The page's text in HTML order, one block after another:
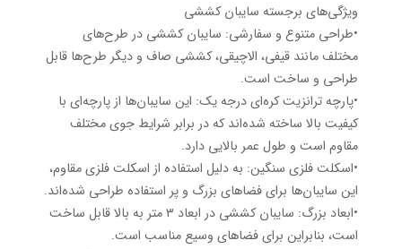
ویژگی‌های برجسته سایبان کششی
•طراحی متنوع و سفارشی: سایبان کششی در طرح‌های
مختلف مانند قیفی، الاچیقی، کششی صاف و دیگر طرح‌ها قابل
طراحی و ساخت است.
•پارچه ترانزیت کره‌ای درجه یک: این سایبان‌ها از پارچه‌ای با
کیفیت بالا ساخته شده‌اند که در برابر شرایط جوی مختلف
مقاوم است و طول عمر بالایی دارد.
•اسکلت فلزی سنگین: به دلیل استفاده از اسکلت فلزی مقاوم،
این سایبان‌ها برای فضاهای بزرگ و پر استفاده طراحی شده‌اند.
•ابعاد بزرگ: سایبان کششی در ابعاد ۳ متر به بالا قابل ساخت
است، بنابراین برای فضاهای وسیع مناسب است.